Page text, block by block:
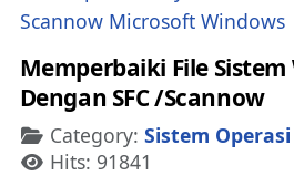
Memperbaiki File
Dengan SFC /Scannow
Details
Category: Sistem Operasi
Hits: 91841